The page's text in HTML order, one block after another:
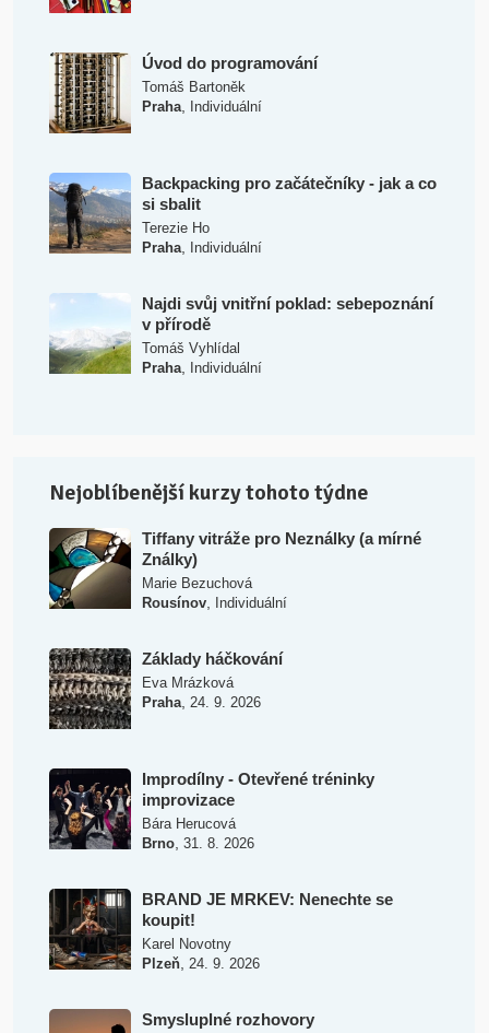
Úvod do programování
Tomáš Bartoněk
Praha, Individuální
Backpacking pro začátečníky - jak a co
si sbalit
Terezie Ho
Praha, Individuální
Najdi svůj vnitřní poklad: sebepoznání
v přírodě
Tomáš Vyhlídal
Praha, Individuální
Nejoblíbenější kurzy tohoto týdne
Tiffany vitráže pro Neználky (a mírné
Ználky)
Marie Bezuchová
Rousínov, Individuální
Základy háčkování
Eva Mrázková
Praha, 24. 9. 2026
Improdílny - Otevřené tréninky
improvizace
Bára Herucová
Brno, 31. 8. 2026
BRAND JE MRKEV: Nenechte se
koupit!
Karel Novotny
Plzeň, 24. 9. 2026
Smysluplné rozhovory